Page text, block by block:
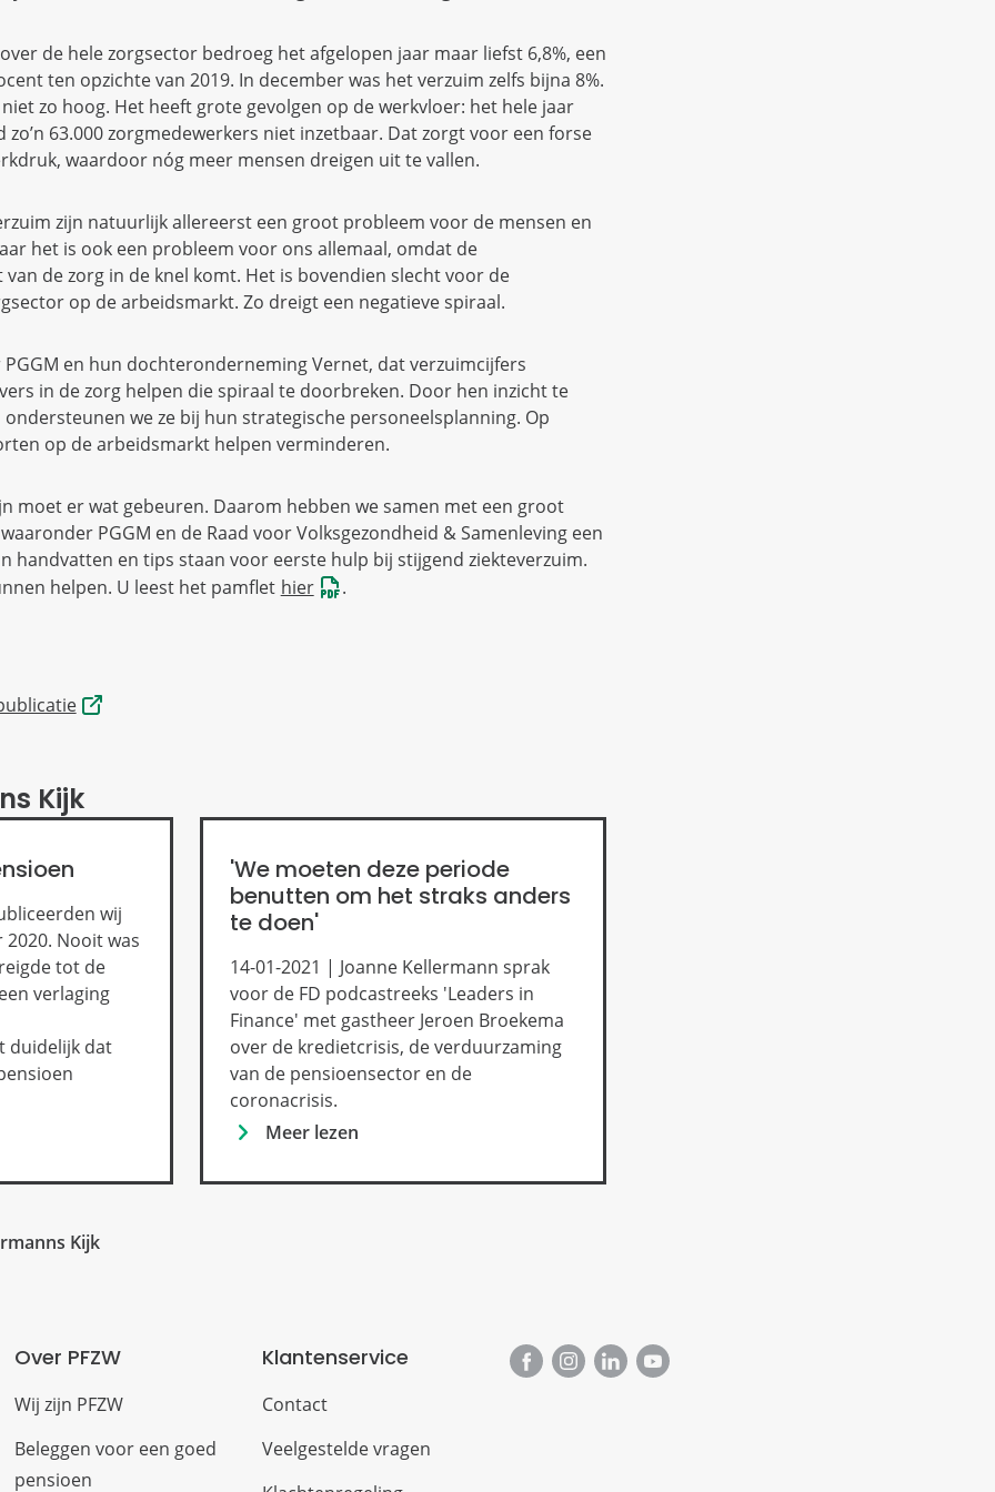
de hele zorgsector bedroeg het afgelopen jaar maar liefst 6,8%, een
ten opzichte van 2019. In december was het verzuim zelfs bijna 8%.
zo hoog. Het heeft grote gevolgen op de werkvloer: het hele jaar
63.000 zorgmedewerkers niet inzetbaar. Dat zorgt voor een forse
waardoor nóg meer mensen dreigen uit te vallen.
zijn natuurlijk allereerst een groot probleem voor de mensen en
het is ook een probleem voor ons allemaal, omdat de
de zorg in de knel komt. Het is bovendien slecht voor de
op de arbeidsmarkt. Zo dreigt een negatieve spiraal.
en hun dochteronderneming Vernet, dat verzuimcijfers
in de zorg helpen die spiraal te doorbreken. Door hen inzicht te
we ze bij hun strategische personeelsplanning. Op
op de arbeidsmarkt helpen verminderen.
moet er wat gebeuren. Daarom hebben we samen met een groot
PGGM en de Raad voor Volksgezondheid & Samenleving een
handvatten en tips staan voor eerste hulp bij stijgend ziekteverzuim.
helpen. U leest het pamflet hier .
Kijk
wij
Nooit was
tot de
verlaging
duidelijk dat
'We moeten deze periode
benutten om het straks anders
te doen'
14-01-2021 | Joanne Kellermann sprak
voor de FD podcastreeks 'Leaders in
Finance' met gastheer Jeroen Broekema
over de kredietcrisis, de verduurzaming
van de pensioensector en de
coronacrisis.
Meer lezen
Kijk
Over PFZW
Wij zijn PFZW
Beleggen voor een goed
pensioen
Klantenservice
Contact
Veelgestelde vragen